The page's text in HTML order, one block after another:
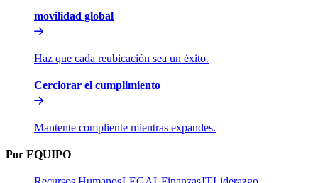
movilidad global​​
Haz que cada reubicación sea un éxito.​​
Cerciorar el cumplimiento​​
Mantente compliente mientras expandes.​​
Por EQUIPO​​